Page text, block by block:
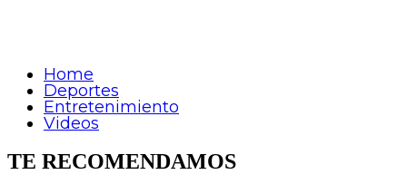
Home
Deportes
Entretenimiento
Videos
TE RECOMENDAMOS